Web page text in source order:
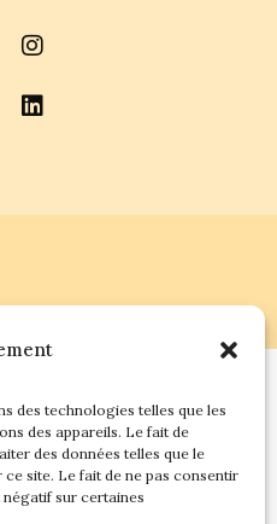
des technologies telles que les
des appareils. Le fait de
des données telles que le
site. Le fait de ne pas consentir
sur certaines